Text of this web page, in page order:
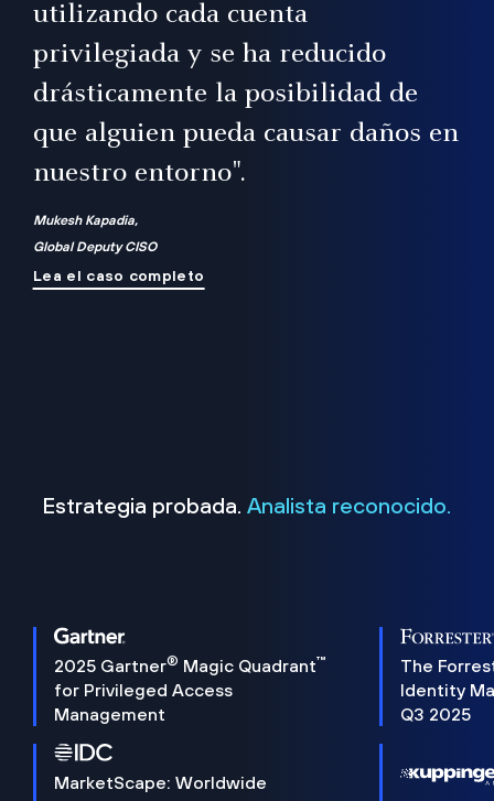
utilizando cada cuenta
privilegiada y se ha reducido
drásticamente la posibilidad de
que alguien pueda causar daños en
nuestro entorno".
Mukesh Kapadia,
Global Deputy CISO
Lea el caso completo
Estrategia probada. Analista reconocido.
2025 Gartner® Magic Quadrant™
for Privileged Access
Management
The
Identity
Q3 2025
MarketScape: Worldwide